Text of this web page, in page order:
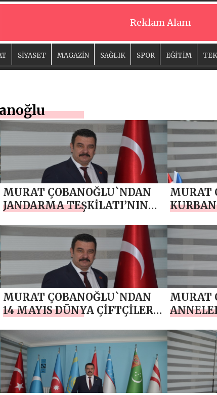
Reklam Alanı
SİYASET MAGAZİN SAĞLIK SPOR EĞİTİM
MURAT ÇOBANOĞLU`NDAN
JANDARMA TEŞKİLATI’NIN
MESAJI
MURAT
MURAT ÇOBANOĞLU`NDAN
14 MAYIS DÜNYA ÇİFTÇİLER
MURAT